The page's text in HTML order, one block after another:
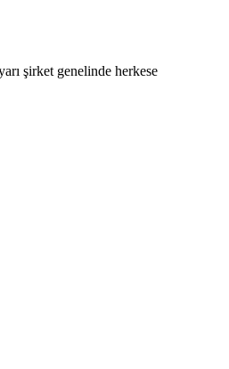
şirket genelinde herkese